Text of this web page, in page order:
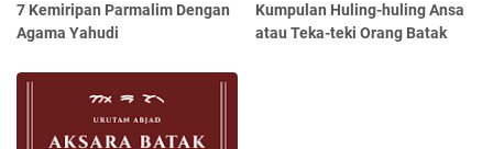
7 Kemiripan Parmalim Dengan
Agama Yahudi
Kumpulan Huling-huling Ansa
atau Teka-teki Orang Batak